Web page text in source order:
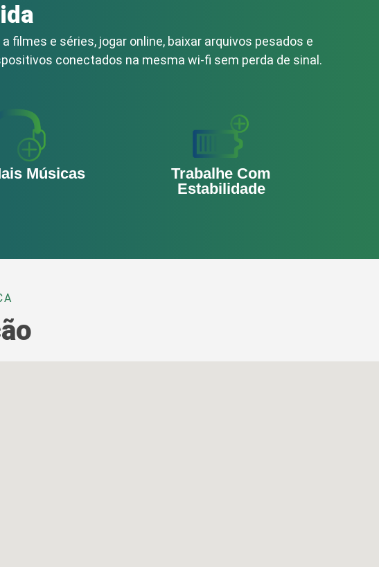
filmes e séries, jogar online, baixar arquivos pesados e
conectados na mesma wi-fi sem perda de sinal.
Músicas
Trabalhe Com
Estabilidade